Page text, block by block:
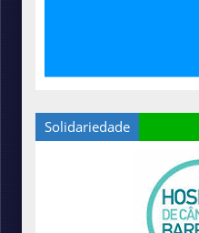
Solidariedade